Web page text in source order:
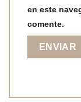
en este
comente.